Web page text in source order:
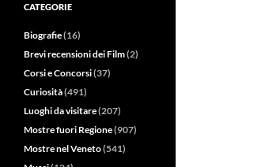
CATEGORIE
Biografie(16)
Brevi recensioni dei Film(2)
Corsi e Concorsi(37)
Curiosità(491)
Luoghi da visitare(207)
Mostre fuori Regione(907)
Mostre nel Veneto(541)